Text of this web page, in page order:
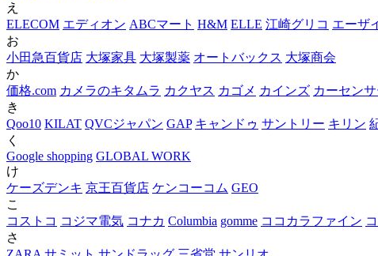
え
ELECOM エディオン ABCマート H&M ELLE 江崎グリコ エーザ
お
小田急百貨店 大塚家具 大塚製薬 オートバックス 大塚商会
か
価格.com カメラのキタムラ カクヤス カゴメ カインズ カーセンサ
き
Qoo10 KILAT QVCジャパン GAP キャンドゥ サントリー キリン
く
Google shopping GLOBAL WORK
け
ケーズデンキ 京王百貨店 ケンコーコム GEO
こ
コストコ コジマ電気 コナカ Columbia gomme ココカラファイン
さ